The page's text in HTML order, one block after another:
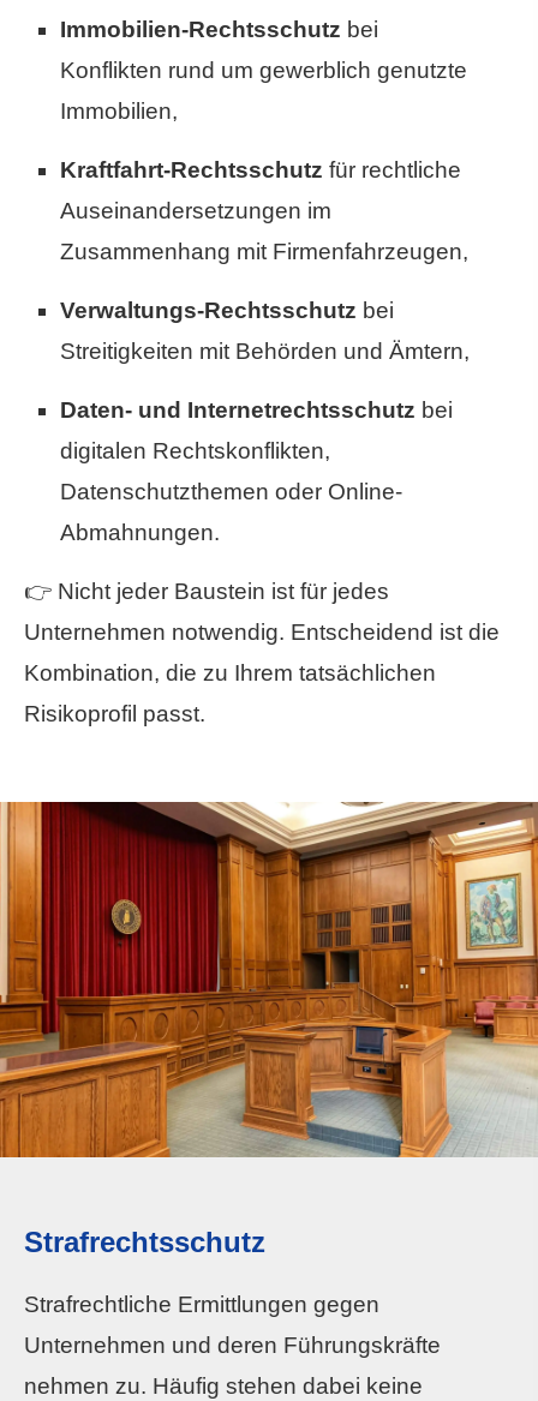
Immobilien-Rechtsschutz bei
Konflikten rund um gewerblich genutzte
Immobilien,
Kraftfahrt-Rechtsschutz für rechtliche
Auseinandersetzungen im
Zusammenhang mit Firmenfahrzeugen,
Verwaltungs-Rechtsschutz bei
Streitigkeiten mit Behörden und Ämtern,
Daten- und Internetrechtsschutz bei
digitalen Rechtskonflikten,
Datenschutzthemen oder Online-
Abmahnungen.
👉 Nicht jeder Baustein ist für jedes
Unternehmen notwendig. Entscheidend ist die
Kombination, die zu Ihrem tatsächlichen
Risikoprofil passt.
Strafrechtsschutz
Strafrechtliche Ermittlungen gegen
Unternehmen und deren Führungskräfte
nehmen zu. Häufig stehen dabei keine